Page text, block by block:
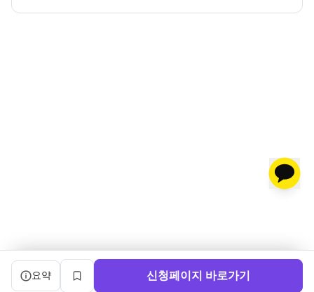
캠프 요약 정보와 상세 도우미, 북마크, 신청 버튼을 제공한다.
요약
북마크 신청페이지 바로가기